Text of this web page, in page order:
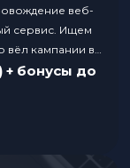
веб-
сервис. Ищем
вёл кампании в
считать
по ссылке.
и affiliate-
+ бонусы до